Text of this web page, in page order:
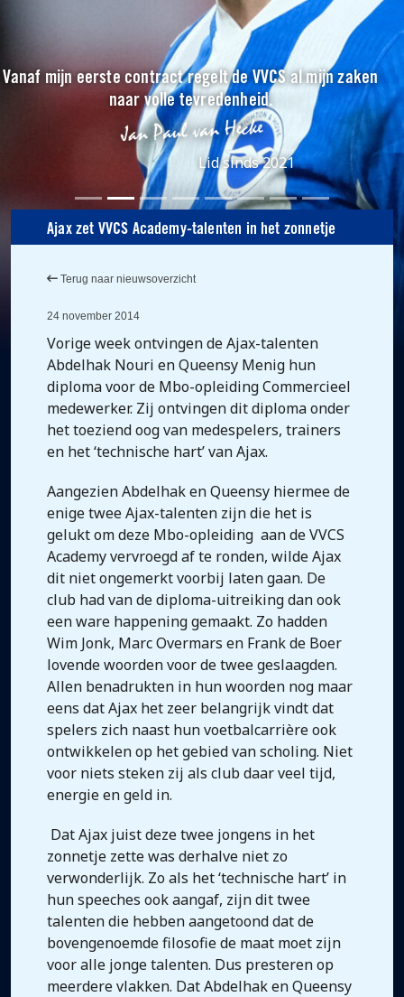
Vanaf mijn eerste contract regelt de VVCS al mijn zaken
naar volle tevredenheid.
Lid sinds 2021
Ajax zet VVCS Academy-talenten in het zonnetje
Terug naar nieuwsoverzicht
24 november 2014
Vorige week ontvingen de Ajax-talenten
Abdelhak Nouri en Queensy Menig hun
diploma voor de Mbo-opleiding Commercieel
medewerker. Zij ontvingen dit diploma onder
het toeziend oog van medespelers, trainers
en het ‘technische hart’ van Ajax.
Aangezien Abdelhak en Queensy hiermee de
enige twee Ajax-talenten zijn die het is
gelukt om deze Mbo-opleiding aan de VVCS
Academy vervroegd af te ronden, wilde Ajax
dit niet ongemerkt voorbij laten gaan. De
club had van de diploma-uitreiking dan ook
een ware happening gemaakt. Zo hadden
Wim Jonk, Marc Overmars en Frank de Boer
lovende woorden voor de twee geslaagden.
Allen benadrukten in hun woorden nog maar
eens dat Ajax het zeer belangrijk vindt dat
spelers zich naast hun voetbalcarrière ook
ontwikkelen op het gebied van scholing. Niet
voor niets steken zij als club daar veel tijd,
energie en geld in.
Dat Ajax juist deze twee jongens in het
zonnetje zette was derhalve niet zo
verwonderlijk. Zo als het ‘technische hart’ in
hun speeches ook aangaf, zijn dit twee
talenten die hebben aangetoond dat de
bovengenoemde filosofie de maat moet zijn
voor alle jonge talenten. Dus presteren op
meerdere vlakken. Dat Abdelhak en Queensy